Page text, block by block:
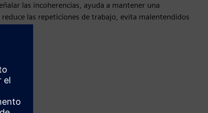
las incoherencias, ayuda a mantener una
las repeticiones de trabajo, evita malentendidos